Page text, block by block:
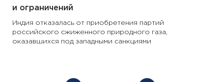
и ограничений
Индия отказалась от приобретения партий
российского сжиженного природного газа,
оказавшихся под западными санкциями